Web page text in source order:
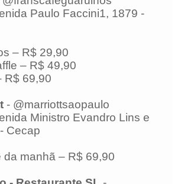
Paulo Faccini1, 1879 -
– R$ 29,90
– R$ 49,90
R$ 69,90
- @marriottsaopaulo
Ministro Evandro Lins e
Cecap
da manhã – R$ 69,90